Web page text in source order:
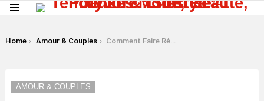
You are here:
Home Amour & Couples Comment Faire Réfléchir Son Ex et Reconnaître Une Rupture Définitive ? Les 10 Signes Qui Prouvent Qu’Il Ne Reviendra Pas
AMOUR & COUPLES